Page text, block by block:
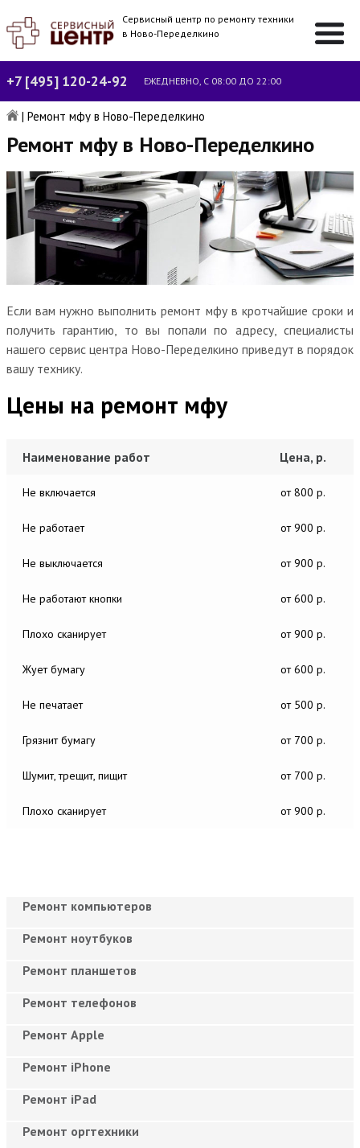
Сервисный центр по ремонту техники
в Ново-Переделкино
+7 [495] 120-24-92 ЕЖЕДНЕВНО, С 08:00 ДО 22:00
| Ремонт мфу в Ново-Переделкино
Ремонт мфу в Ново-Переделкино
Если вам нужно выполнить ремонт мфу в кротчайшие сроки и
получить гарантию, то вы попали по адресу, специалисты
нашего сервис центра Ново-Переделкино приведут в порядок
вашу технику.
Цены на ремонт мфу
Наименование работ Цена, р.
Не включается от 800 р.
Не работает от 900 р.
Не выключается от 900 р.
Не работают кнопки от 600 р.
Плохо сканирует от 900 р.
Жует бумагу от 600 р.
Не печатает от 500 р.
Грязнит бумагу от 700 р.
Шумит, трещит, пищит от 700 р.
Плохо сканирует от 900 р.
Ремонт компьютеров
Ремонт ноутбуков
Ремонт планшетов
Ремонт телефонов
Ремонт Apple
Ремонт iPhone
Ремонт iPad
Ремонт оргтехники